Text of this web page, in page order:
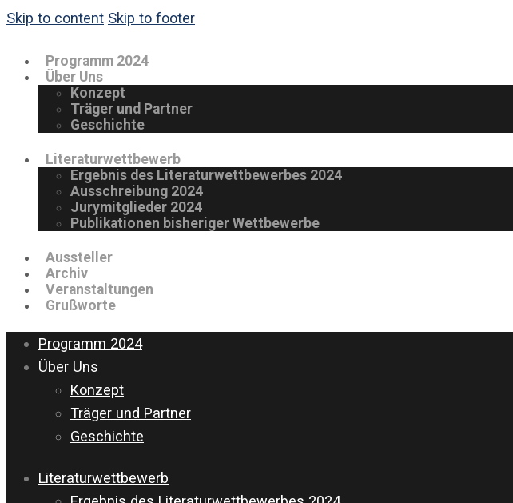
Skip to content Skip to footer
Programm 2024
Über Uns
Konzept
Träger und Partner
Geschichte
Literaturwettbewerb
Ergebnis des Literaturwettbewerbes 2024
Ausschreibung 2024
Jurymitglieder 2024
Publikationen bisheriger Wettbewerbe
Aussteller
Archiv
Veranstaltungen
Grußworte
Programm 2024
Über Uns
Konzept
Träger und Partner
Geschichte
Literaturwettbewerb